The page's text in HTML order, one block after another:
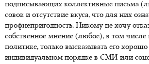
подписывающих коллективные письма
совок и отсутствие вкуса, что для них
профнепригодность. Никому не хочу
собственное мнение (любое), в том числе
политике, только высказывать его
индивидуальном порядке в СМИ или